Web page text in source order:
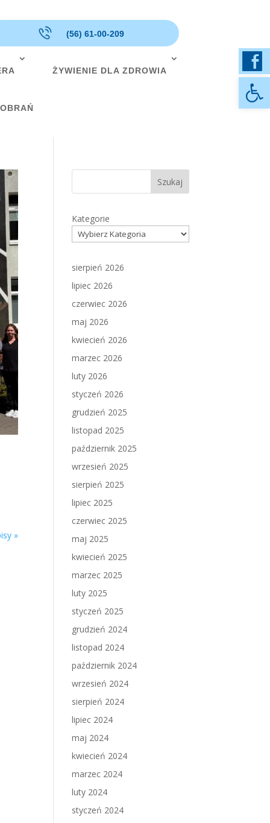
(56) 61-00-209
ŻYWIENIE DLA ZDROWIA
»
Szukaj
Kategorie
sierpień 2026
lipiec 2026
czerwiec 2026
maj 2026
kwiecień 2026
marzec 2026
luty 2026
styczeń 2026
grudzień 2025
listopad 2025
październik 2025
wrzesień 2025
sierpień 2025
lipiec 2025
czerwiec 2025
maj 2025
kwiecień 2025
marzec 2025
luty 2025
styczeń 2025
grudzień 2024
listopad 2024
październik 2024
wrzesień 2024
sierpień 2024
lipiec 2024
maj 2024
kwiecień 2024
marzec 2024
luty 2024
styczeń 2024